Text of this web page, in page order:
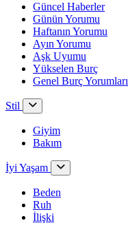
Güncel Haberler
Günün Yorumu
Haftanın Yorumu
Ayın Yorumu
Aşk Uyumu
Yükselen Burç
Genel Burç Yorumları
Stil
Giyim
Bakım
İyi Yaşam
Beden
Ruh
İlişki